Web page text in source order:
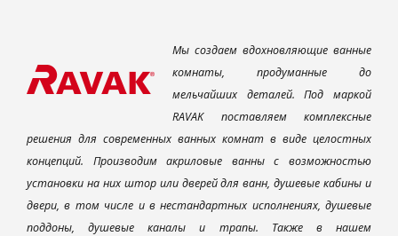
Мы создаем вдохновляющие ванные
комнаты, продуманные до
мельчайших деталей. Под маркой
RAVAK поставляем комплексные
решения для современных ванных комнат в виде целостных
концепций. Производим акриловые ванны с возможностью
установки на них штор или дверей для ванн, душевые кабины и
двери, в том числе и в нестандартных исполнениях, душевые
поддоны, душевые каналы и трапы. Также в нашем